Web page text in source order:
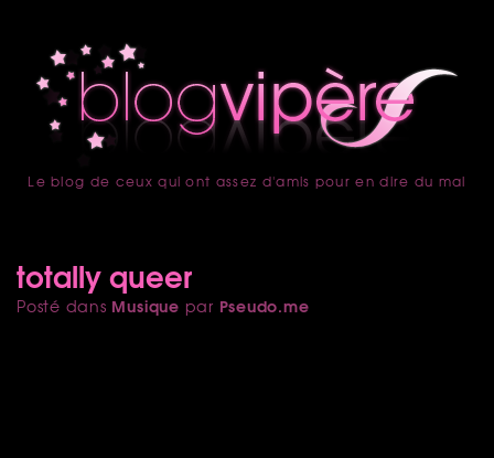
accueil
Le blog de ceux qui ont assez d'amis pour en dire du mal
totally queer
Posté dans Musique par Pseudo.me